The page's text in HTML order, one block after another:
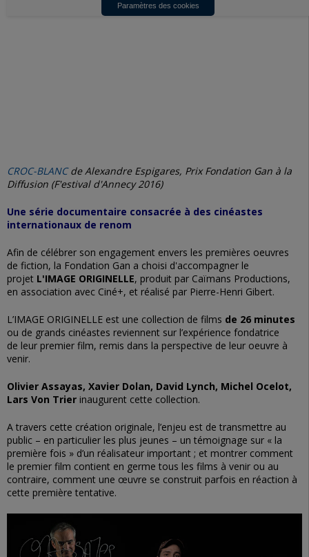
Paramètres des cookies
CROC-BLANCde Alexandre Espigares, Prix Fondation Gan à la
Diffusion (F'estival d'Annecy 2016)
Une série documentaire consacrée à des cinéastes
internationaux de renom
Afin de célébrer son engagement envers les premières oeuvres
de fiction, la Fondation Gan a choisi d'accompagner le
projet L'IMAGE ORIGINELLE, produit par Caïmans Productions,
en association avec Ciné+, et réalisé par Pierre-Henri Gibert.
L’IMAGE ORIGINELLE est une collection de films de 26 minutes
ou de grands cinéastes reviennent sur l’expérience fondatrice
de leur premier film, remis dans la perspective de leur oeuvre à
venir.
Olivier Assayas, Xavier Dolan, David Lynch, Michel Ocelot,
Lars Von Trier inaugurent cette collection.
A travers cette création originale, l’enjeu est de transmettre au
public – en particulier les plus jeunes – un témoignage sur « la
première fois » d’un réalisateur important ; et montrer comment
le premier film contient en germe tous les films à venir ou au
contraire, comment une œuvre se construit parfois en réaction à
cette première tentative.